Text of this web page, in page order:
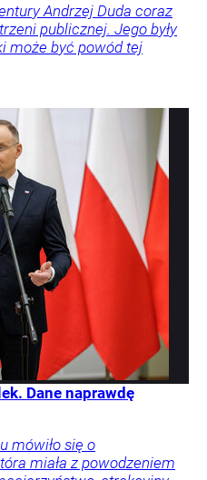
Andrzej Duda coraz
publicznej. Jego były
może być powód tej
Dane naprawdę
mówiło się o
miała z powodzeniem